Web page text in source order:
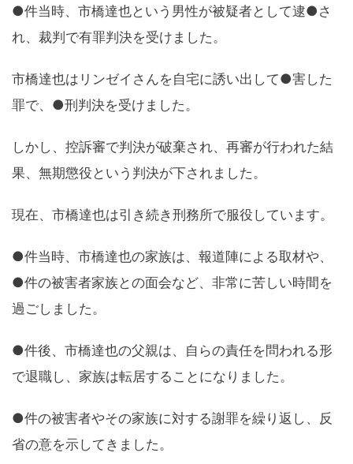
●件当時、市橋達也という男性が被疑者として逮●さ
れ、裁判で有罪判決を受けました。
市橋達也はリンゼイさんを自宅に誘い出して●害した
罪で、●刑判決を受けました。
しかし、控訴審で判決が破棄され、再審が行われた結
果、無期懲役という判決が下されました。
現在、市橋達也は引き続き刑務所で服役しています。
●件当時、市橋達也の家族は、報道陣による取材や、
●件の被害者家族との面会など、非常に苦しい時間を
過ごしました。
●件後、市橋達也の父親は、自らの責任を問われる形
で退職し、家族は転居することになりました。
●件の被害者やその家族に対する謝罪を繰り返し、反
省の意を示してきました。